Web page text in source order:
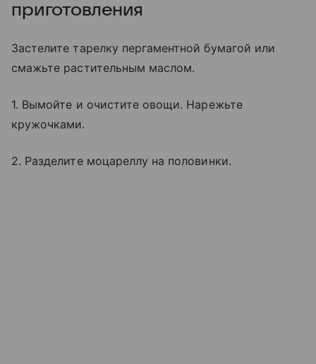
приготовления
Застелите тарелку пергаментной бумагой или
смажьте растительным маслом.
1. Вымойте и очистите овощи. Нарежьте
кружочками.
2. Разделите моцареллу на половинки.